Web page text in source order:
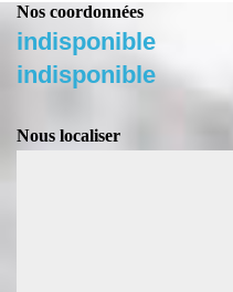
Nos coordonnées
indisponible
indisponible
Nous localiser